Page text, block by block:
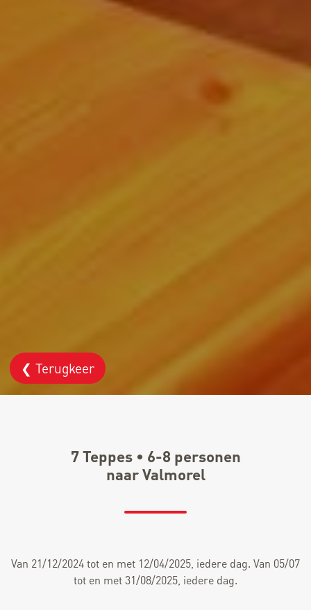
❮ Terugkeer
7 Teppes • 6-8 personen
naar Valmorel
Van 21/12/2024 tot en met 12/04/2025, iedere dag. Van 05/07
tot en met 31/08/2025, iedere dag.